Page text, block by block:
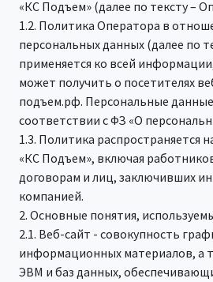
«КС Подъем» (далее по тексту –
1.2. Политика Оператора в
персональных данных (далее по
применяется ко всей
может получить о посетителях
подъем.рф. Персональные
соответствии с ФЗ «О
1.3. Политика распространяется
«КС Подъем», включая
договорам и лиц, заключивших
компанией.
2. Основные понятия,
2.1. Веб-сайт - совокупность
информационных материалов, а
ЭВМ и баз данных,